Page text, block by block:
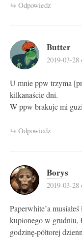
Odpowiedz
Butter
2019-03-28
U mnie ppw trzyma
kilkanaście dni.
W ppw brakuje mi
Odpowiedz
Borys
2019-03-28
Paperwhite’a
kupionego w grudniu,
godzinę-półtorej